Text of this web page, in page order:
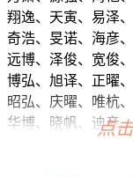
翔逸、天寅、易泽
奇浩、旻诺、海彦
远博、泽俊、宽俊
博弘、旭译、正曜
昭弘、庆曜、唯杭
华博、晓帆、迪彦
点